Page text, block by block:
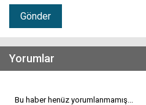
Gönder
Yorumlar
Bu haber henüz yorumlanmamış...